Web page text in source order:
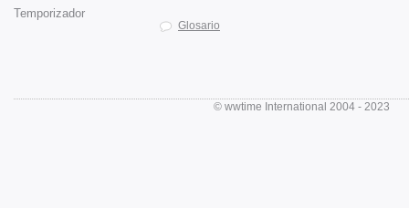
Temporizador
Glosario
© wwtime International 2004 -